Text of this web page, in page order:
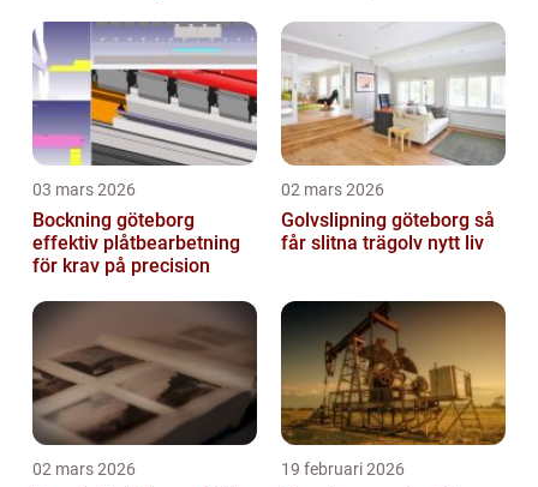
03 mars 2026
Bockning göteborg
effektiv plåtbearbetning
för krav på precision
02 mars 2026
Golvslipning göteborg så
får slitna trägolv nytt liv
02 mars 2026 19 februari 2026